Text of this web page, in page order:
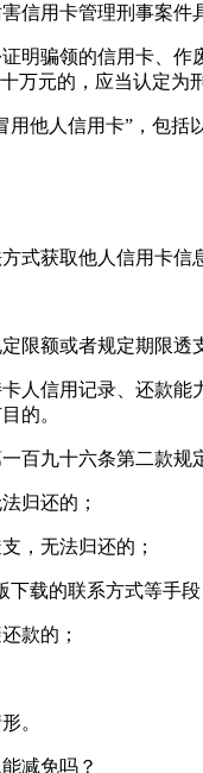
信用卡管理刑事案件
明骗领的信用卡、
万元的，应当认定
他人信用卡”，包括
式获取他人信用卡
限额或者规定期限透
人信用记录、还款
的。
百九十六条第二款规
归还的；
，无法归还的；
下载的联系方式等手
款的；
。
减免吗？